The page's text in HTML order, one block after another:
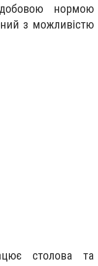
нормою
з можливістю
столова та